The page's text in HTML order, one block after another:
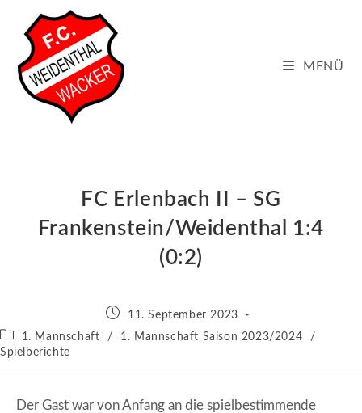
Inhalt
springen
MENÜ
FC Erlenbach II – SG
Frankenstein/Weidenthal 1:4
(0:2)
Beitrag11. September 2023
Beitrags-
Kategorie:
1. Mannschaft / 1. Mannschaft Saison 2023/2024
/
Spielberichte
Der Gast war von Anfang an die spielbestimmende